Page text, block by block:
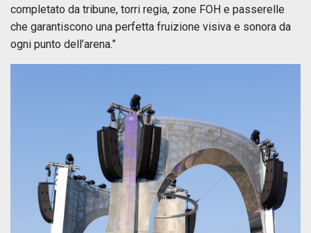
completato da tribune, torri regia, zone FOH e passerelle
che garantiscono una perfetta fruizione visiva e sonora da
ogni punto dell’arena.”